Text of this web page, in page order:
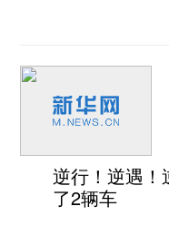
逆行！逆遇！
了2辆车